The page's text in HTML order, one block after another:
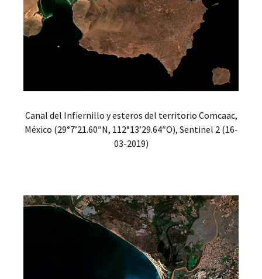
Canal del Infiernillo y esteros del territorio Comcaac,
México (29°7’21.60″N, 112°13’29.64″O), Sentinel 2 (16-
03-2019)